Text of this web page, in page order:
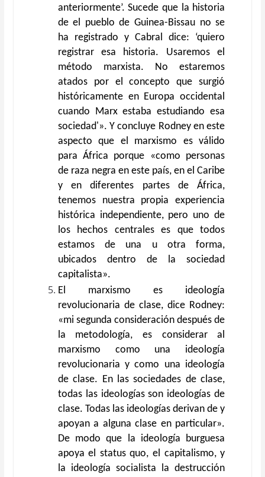
anteriormente’. Sucede que la historia
de el pueblo de Guinea-Bissau no se
ha registrado y Cabral dice: ‘quiero
registrar esa historia. Usaremos el
método marxista. No estaremos
atados por el concepto que surgió
históricamente en Europa occidental
cuando Marx estaba estudiando esa
sociedad'». Y concluye Rodney en este
aspecto que el marxismo es válido
para África porque «como personas
de raza negra en este país, en el Caribe
y en diferentes partes de África,
tenemos nuestra propia experiencia
histórica independiente, pero uno de
los hechos centrales es que todos
estamos de una u otra forma,
ubicados dentro de la sociedad
capitalista».
El marxismo es ideología
revolucionaria de clase, dice Rodney:
«mi segunda consideración después de
la metodología, es considerar al
marxismo como una ideología
revolucionaria y como una ideología
de clase. En las sociedades de clase,
todas las ideologías son ideologías de
clase. Todas las ideologías derivan de y
apoyan a alguna clase en particular».
De modo que la ideología burguesa
apoya el status quo, el capitalismo, y
la ideología socialista la destrucción